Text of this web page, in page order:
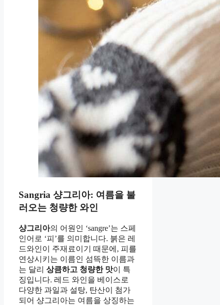
Sangria 샹그리아: 여름을 불
러오는 청량한 와인
샹그리아의 어원인 ‘sangre’는 스페
인어로 ‘피’를 의미합니다. 붉은 레
드와인이 주재료이기 때문에, 피를
연상시키는 이름인 섬뜩한 이름과
는 달리 상큼하고 청량한 맛이 특
징입니다. 레드 와인을 베이스로
다양한 과일과 설탕, 탄산이 첨가
되어 샹그리아는 여름을 상징하는